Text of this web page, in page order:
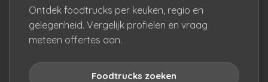
Ontdek foodtrucks per keuken, regio en
gelegenheid. Vergelijk profielen en vraag
meteen offertes aan.
Foodtrucks zoeken